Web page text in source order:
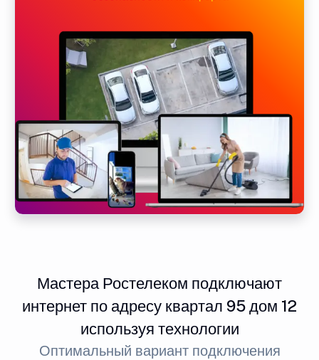
Мастера Ростелеком подключают
интернет по адресу квартал 95 дом 12
используя технологии
Оптимальный вариант подключения